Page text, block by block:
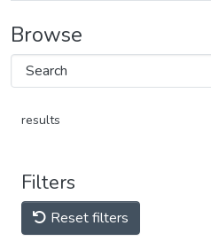
Browse
results
Filters
Reset filters